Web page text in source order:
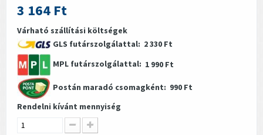
3 164 Ft
Várható szállítási költségek
GLS futárszolgálattal: 2 330 Ft
MPL futárszolgálattal: 1 990 Ft
Postán maradó csomagként: 990 Ft
Rendelni kívánt mennyiség